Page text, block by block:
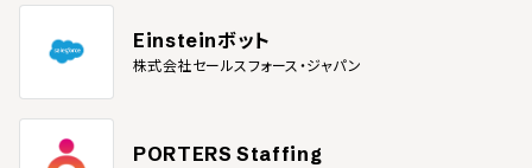
Einsteinボット
株式会社セールスフォース・ジャパン
PORTERS Staffing